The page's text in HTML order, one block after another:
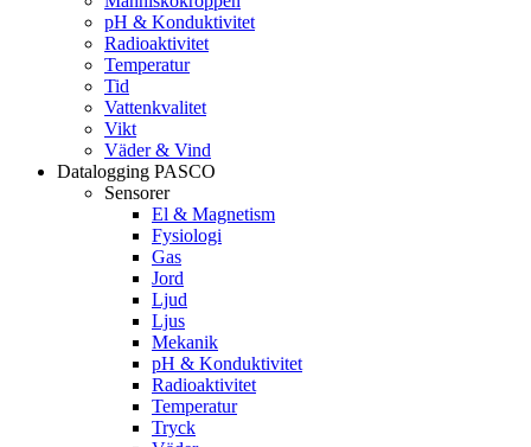
pH & Konduktivitet
Radioaktivitet
Temperatur
Tid
Vattenkvalitet
Vikt
Väder & Vind
Datalogging PASCO
Sensorer
El & Magnetism
Fysiologi
Gas
Jord
Ljud
Ljus
Mekanik
pH & Konduktivitet
Radioaktivitet
Temperatur
Tryck